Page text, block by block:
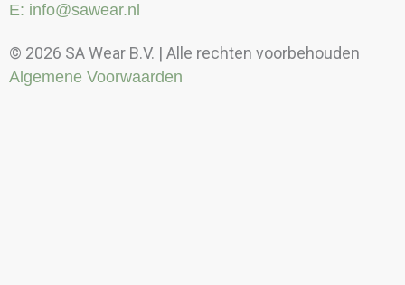
E: info@sawear.nl
© 2026 SA Wear B.V. | Alle rechten voorbehouden
Algemene Voorwaarden